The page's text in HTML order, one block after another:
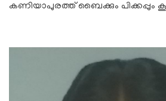
കണിയാപുരത്ത് ബൈക്കും പിക്കപ്പും